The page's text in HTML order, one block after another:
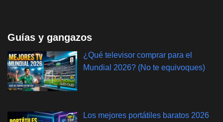
Guías y gangazos
¿Qué televisor comprar para el
Mundial 2026? (No te equivoques)
Los mejores portátiles baratos 2026